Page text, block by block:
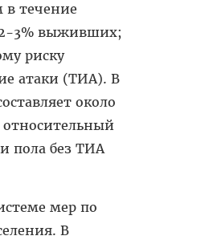
в течение
2-3% выживших;
риску
атаки (ТИА). В
около
пола без ТИА
мер по
В